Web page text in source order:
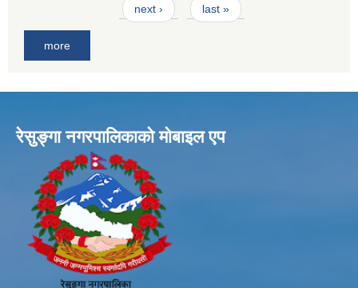
next › last »
more
रेसुङ्गा नगरपालिकाकाे माेबाइल एप